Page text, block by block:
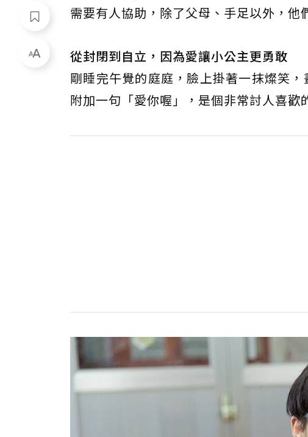
需要有人協助，除了父母、手足以外，他
從封閉到自立，因為愛讓小公主更勇敢
剛睡完午覺的庭庭，臉上掛著一抹燦笑
附加一句「愛你喔」，是個非常討人喜歡